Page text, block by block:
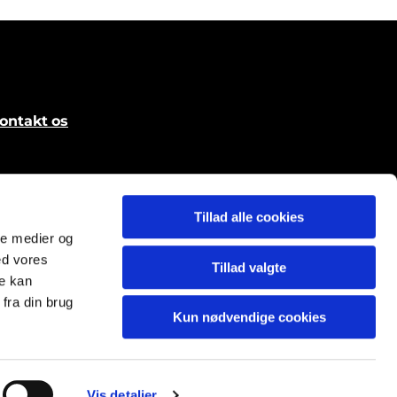
medier og
vores
kan
din brug
Tillad alle cookies
Tillad valgte
Kun nødvendige cookies
os